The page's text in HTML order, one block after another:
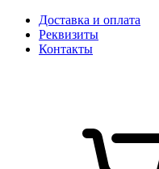
Доставка и оплата
Реквизиты
Контакты